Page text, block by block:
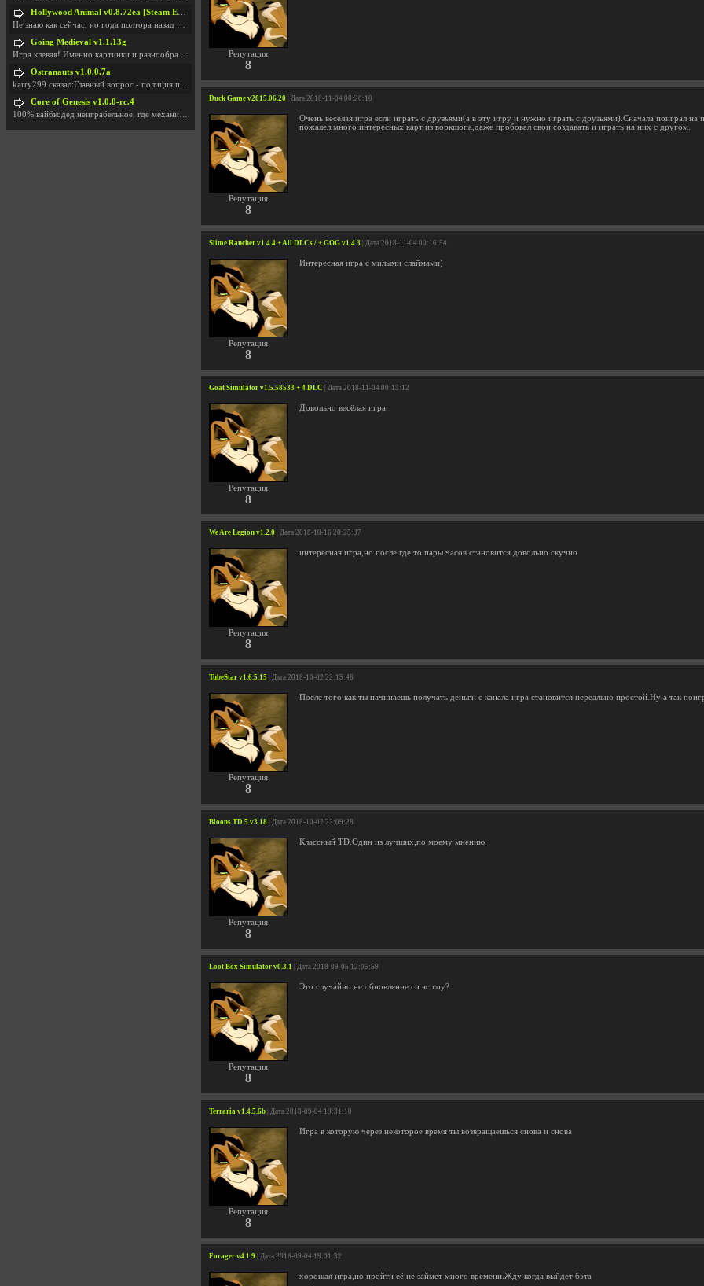
Репутация
8
Duck Game v2015.06.20 | Дата 2018-11-04 00:20:10
Репутация
8
Очень весёлая игра если играть с друзьями(а в эту игру и нужно играть с друзьями).Сначала поиграл
пожалел,много интересных карт из воркшопа,даже пробовал свои создавать и играть на них с другом.
Slime Rancher v1.4.4 + All DLCs / + GOG v1.4.3 | Дата 2018-11-04 00:16:54
Репутация
8
Интересная игра с милыми слаймами)
Goat Simulator v1.5.58533 + 4 DLC | Дата 2018-11-04 00:13:12
Репутация
8
Довольно весёлая игра
We Are Legion v1.2.0 | Дата 2018-10-16 20:25:37
Репутация
8
интересная игра,но после где то пары часов становится довольно скучно
TubeStar v1.6.5.15 | Дата 2018-10-02 22:15:46
Репутация
8
После того как ты начинаешь получать деньги с канала игра становится нереально простой.Ну а так
Bloons TD 5 v3.18 | Дата 2018-10-02 22:09:28
Репутация
8
Классный TD.Один из лучших,по моему мнению.
Loot Box Simulator v0.3.1 | Дата 2018-09-05 12:05:59
Репутация
8
Это случайно не обновление си эс гоу?
Terraria v1.4.5.6b | Дата 2018-09-04 19:31:10
Репутация
8
Игра в которую через некоторое время ты возвращаешься снова и снова
Forager v4.1.9 | Дата 2018-09-04 19:01:32
хорошая игра,но пройти её не займет много времени.Жду когда выйдет бэта
Hollywood Animal v0.8.72ea [Steam Early Access]
Не знаю как сейчас, но года полтора назад игра был
Going Medieval v1.1.13g
Игра клевая! Именно картинки и разнообразия в стро
Ostranauts v1.0.0.7a
karry299 сказал:Главный вопрос - полиция по-прежне
Core of Genesis v1.0.0-rc.4
100% вайбкодед неиграбельное, где механики знает т